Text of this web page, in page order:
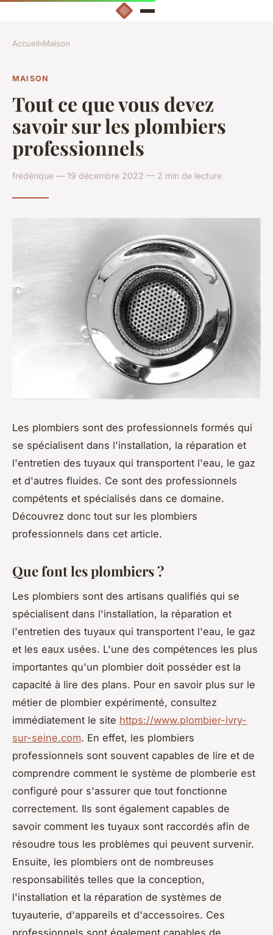
Accueil›Maison
MAISON
Tout ce que vous devez
savoir sur les plombiers
professionnels
frédérique — 19 décembre 2022 — 2 min de lecture
Les plombiers sont des professionnels formés qui
se spécialisent dans l'installation, la réparation et
l'entretien des tuyaux qui transportent l'eau, le gaz
et d'autres fluides. Ce sont des professionnels
compétents et spécialisés dans ce domaine.
Découvrez donc tout sur les plombiers
professionnels dans cet article.
Que font les plombiers ?
Les plombiers sont des artisans qualifiés qui se
spécialisent dans l'installation, la réparation et
l'entretien des tuyaux qui transportent l'eau, le gaz
et les eaux usées. L'une des compétences les plus
importantes qu'un plombier doit posséder est la
capacité à lire des plans. Pour en savoir plus sur le
métier de plombier expérimenté, consultez
immédiatement le site https://www.plombier-ivry-
sur-seine.com. En effet, les plombiers
professionnels sont souvent capables de lire et de
comprendre comment le système de plomberie est
configuré pour s'assurer que tout fonctionne
correctement. Ils sont également capables de
savoir comment les tuyaux sont raccordés afin de
résoudre tous les problèmes qui peuvent survenir.
Ensuite, les plombiers ont de nombreuses
responsabilités telles que la conception,
l'installation et la réparation de systèmes de
tuyauterie, d'appareils et d'accessoires. Ces
professionnels sont également capables de